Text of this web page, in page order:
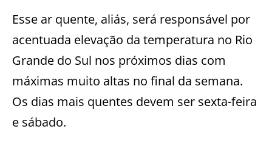
Esse ar quente, aliás, será responsável por
acentuada elevação da temperatura no Rio
Grande do Sul nos próximos dias com
máximas muito altas no final da semana.
Os dias mais quentes devem ser sexta-feira
e sábado.